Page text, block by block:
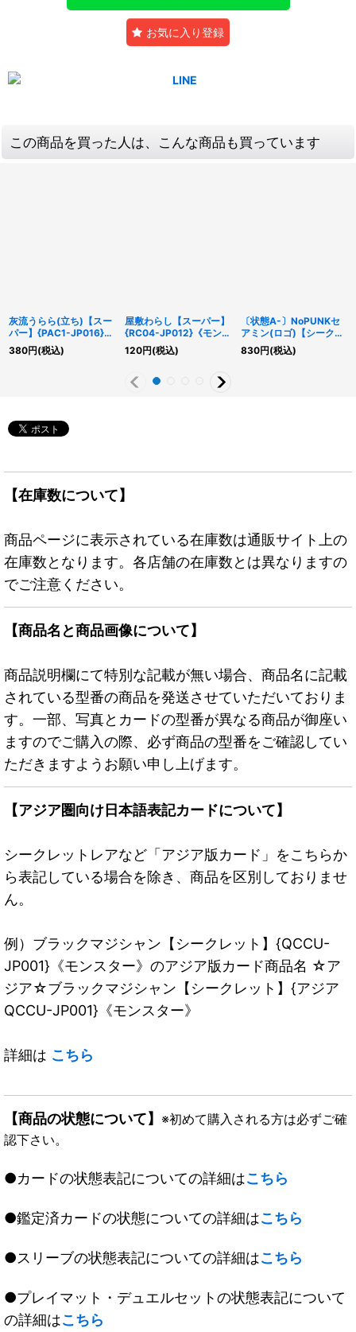
お気に入り登録
この商品を買った人は、こんな商品も買っています
灰流うらら(立ち)【スー
パー】{PAC1-JP016}
《モンスター》
380円(税込)
屋敷わらし【スーパー】
{RC04-JP012}《モンス
ター》
120円(税込)
〔状態A-〕NoPUNKセ
アミン(ロゴ)【シークレ
ット】{QCTB-JP024}
《モンスター》
830円(税込)
【在庫数について】
商品ページに表示されている在庫数は通販サイト上の
在庫数となります。各店舗の在庫数とは異なりますの
でご注意ください。
【商品名と商品画像について】
商品説明欄にて特別な記載が無い場合、商品名に記載
されている型番の商品を発送させていただいておりま
す。一部、写真とカードの型番が異なる商品が御座い
ますのでご購入の際、必ず商品の型番をご確認してい
ただきますようお願い申し上げます。
【アジア圏向け日本語表記カードについて】
シークレットレアなど「アジア版カード」をこちらか
ら表記している場合を除き、商品を区別しておりませ
ん。
例）ブラックマジシャン【シークレット】{QCCU-
JP001}《モンスター》のアジア版カード商品名 ☆ア
ジア☆ブラックマジシャン【シークレット】{アジア
QCCU-JP001}《モンスター》
詳細は こちら
【商品の状態について】 ※初めて購入される方は必ずご確
認下さい。
●カードの状態表記についての詳細はこちら
●鑑定済カードの状態についての詳細はこちら
●スリーブの状態表記についての詳細はこちら
●プレイマット・デュエルセットの状態表記について
の詳細はこちら